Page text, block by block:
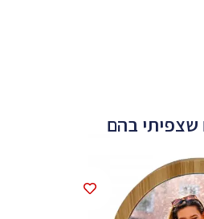
שצפיתי בהם